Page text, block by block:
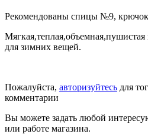
Рекомендованы спицы №9,
для зимних вещей.
Пожалуйста, авторизуйтесь для
комментарии
Вы можете задать любой
или работе магазина.